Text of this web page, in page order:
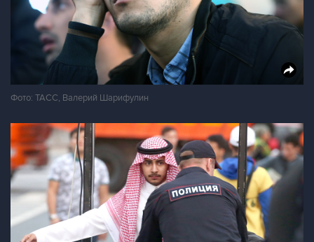
Фото: ТАСС, Валерий Шарифулин